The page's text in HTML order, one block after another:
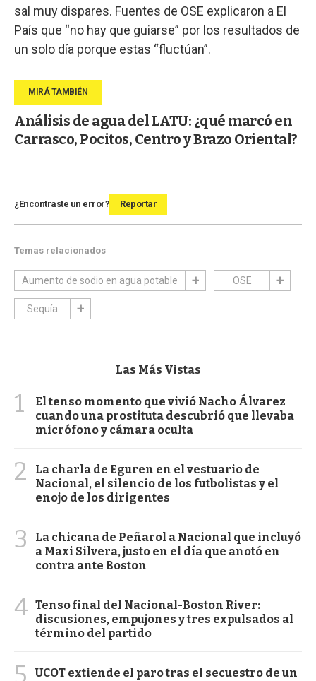
sal muy dispares. Fuentes de OSE explicaron a El
País que “no hay que guiarse” por los resultados de
un solo día porque estas “fluctúan”.
Análisis de agua del LATU: ¿qué marcó en
Carrasco, Pocitos, Centro y Brazo Oriental?
¿Encontraste un error? Reportar
Temas relacionados
Aumento de sodio en agua potable OSE
Sequía
Las Más Vistas
1
El tenso momento que vivió Nacho Álvarez
cuando una prostituta descubrió que llevaba
micrófono y cámara oculta
2
La charla de Eguren en el vestuario de
Nacional, el silencio de los futbolistas y el
enojo de los dirigentes
3
La chicana de Peñarol a Nacional que incluyó
a Maxi Silvera, justo en el día que anotó en
contra ante Boston
4 Tenso final del Nacional-Boston River:
discusiones, empujones y tres expulsados al
término del partido
5
UCOT extiende el paro tras el secuestro de un